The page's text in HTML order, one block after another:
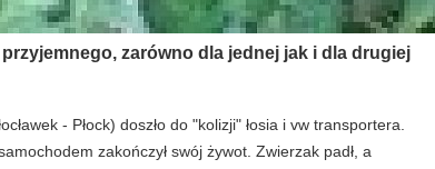
zarówno dla jednej jak i dla drugiej
- Płock) doszło do "kolizji" łosia i vw transportera.
zakończył swój żywot. Zwierzak padł, a